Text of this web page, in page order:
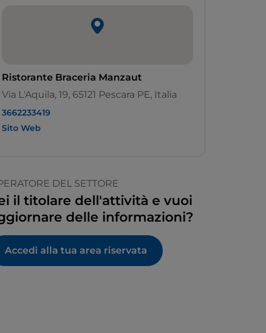
Ristorante Braceria Manzaut
Via L'Aquila, 19, 65121 Pescara PE, Italia
3662233419
Sito Web
DEL SETTORE
il titolare dell'attività e vuoi
delle informazioni?
Accedi alla tua area riservata